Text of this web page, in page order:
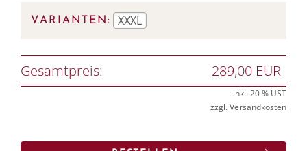
VARIANTEN:
Gesamtpreis: 289,00 EUR
inkl. 20 % UST
zzgl. Versandkosten